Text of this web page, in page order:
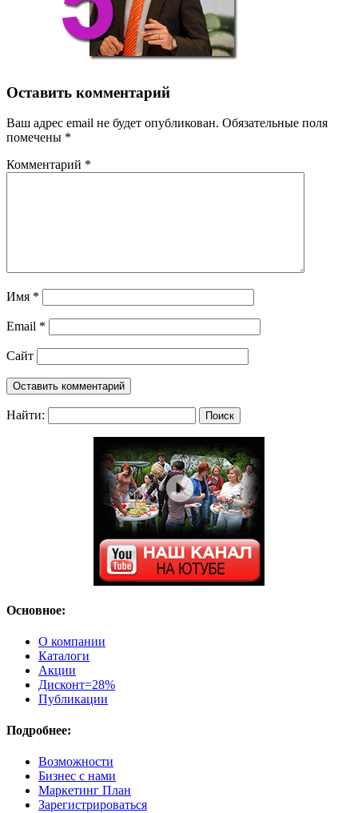
Оставить комментарий
Ваш адрес email не будет опубликован. Обязательные поля
помечены *
Комментарий *
Имя *
Email *
Сайт
Найти:
Основное:
О компании
Каталоги
Акции
Дисконт=28%
Публикации
Подробнее:
Возможности
Бизнес с нами
Маркетинг План
Зарегистрироваться